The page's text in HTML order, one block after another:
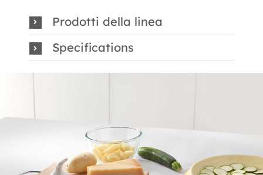
Prodotti della linea
Specifications